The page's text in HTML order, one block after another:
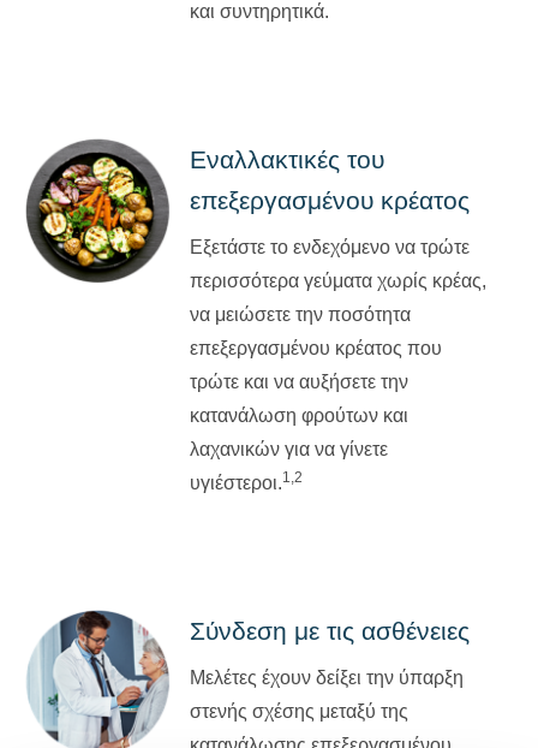
και συντηρητικά.
Εναλλακτικές του
επεξεργασμένου κρέατος
Εξετάστε το ενδεχόμενο να τρώτε
περισσότερα γεύματα χωρίς κρέας,
να μειώσετε την ποσότητα
επεξεργασμένου κρέατος που
τρώτε και να αυξήσετε την
κατανάλωση φρούτων και
λαχανικών για να γίνετε
υγιέστεροι.1,2
Σύνδεση με τις ασθένειες
Μελέτες έχουν δείξει την ύπαρξη
στενής σχέσης μεταξύ της